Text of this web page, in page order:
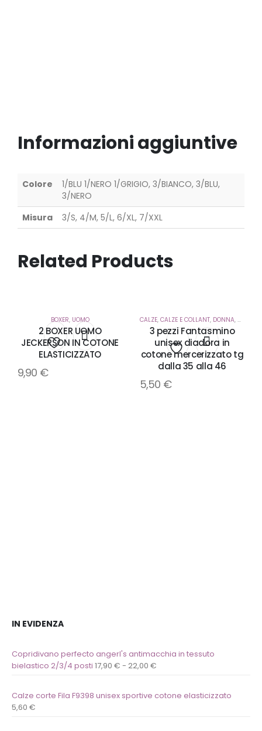
Informazioni aggiuntive
Colore
1/BLU 1/NERO 1/GRIGIO, 3/BIANCO, 3/BLU,
3/NERO
Misura
3/S, 4/M, 5/L, 6/XL, 7/XXL
Related Products
Aggiungi
BOXER, UOMO
2 BOXER UOMO
JECKERSON IN COTONE
ELASTICIZZATO
9,90 €
Aggiungi
alla
CALZE, CALZE E COLLANT, DONNA, UOMO
3 pezzi Fantasmino
unisex diadora in
cotone mercerizzato tg
dalla 35 alla 46
5,50 €
IN EVIDENZA
Copridivano perfecto angerl's antimacchia in tessuto
bielastico 2/3/4 posti 17,90 € - 22,00 €
Calze corte Fila F9398 unisex sportive cotone elasticizzato
5,60 €